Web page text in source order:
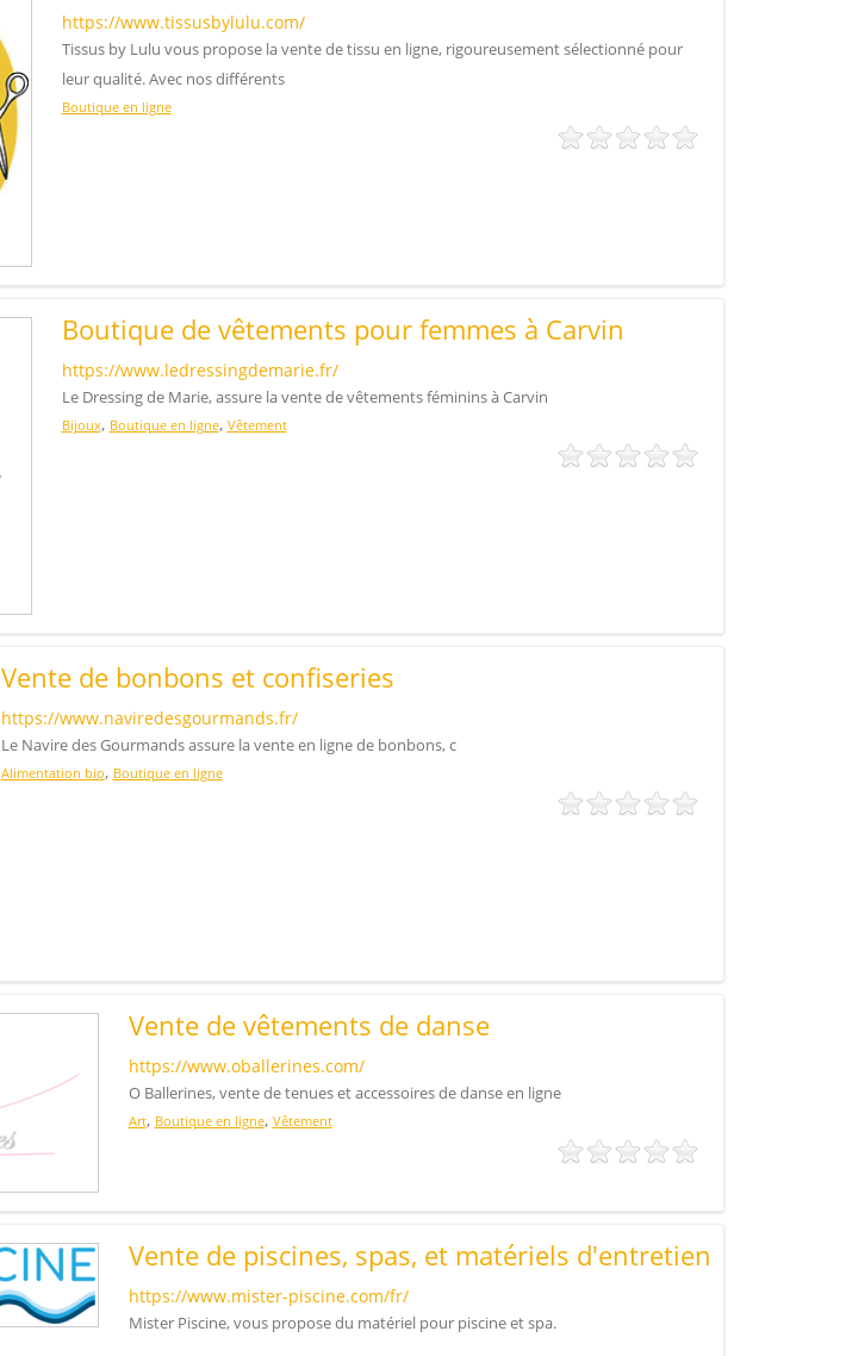
https://www.tissusbylulu.com/
Tissus by Lulu vous propose la vente de tissu en ligne, rigoureusement sélectionné pour
leur qualité. Avec nos différents
Boutique en ligne
Boutique de vêtements pour femmes à Carvin
https://www.ledressingdemarie.fr/
Le Dressing de Marie, assure la vente de vêtements féminins à Carvin
Bijoux, Boutique en ligne, Vêtement
Vente de bonbons et confiseries
https://www.naviredesgourmands.fr/
Le Navire des Gourmands assure la vente en ligne de bonbons, c
Alimentation bio, Boutique en ligne
Vente de vêtements de danse
https://www.oballerines.com/
O Ballerines, vente de tenues et accessoires de danse en ligne
Art, Boutique en ligne, Vêtement
Vente de piscines, spas, et matériels d'entretien
https://www.mister-piscine.com/fr/
Mister Piscine, vous propose du matériel pour piscine et spa.